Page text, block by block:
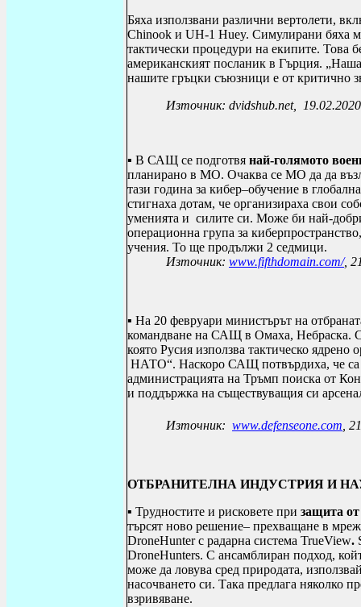
Бяха използвани различни вертолети,
Chinook и UH-1 Huey. Симулирани бяха
тактически процедури на екипите. Това
американският посланик в Гърция.
нашите гръцки съюзници е от критично
Източник: dvidshub.net, 19.02.2020
▪ В САЩ се подготвя най-голямото
планирано в МО. Очаква се МО да да
тази година за кибер–обучение в
стигнаха дотам, че организираха свои
уменията и силите си. Може би най-
операционна група за
учения. То ще продължи 2 седмици.
Източник: www.fifthdomain.com/,
▪ На 20 февруари министърът на
командване на САЩ в Омаха, Небраска.
която Русия използва тактическо
НАТО“. Наскоро САЩ потвърдиха, че са
администрацията на Тръмп поиска от
и поддържка на съществуващия си
Източник: www.defenseone.com ,
ОТБРАНИТЕЛНА ИНДУСТРИЯ И
▪ Трудностите и рисковете при защита
търсят ново решение– прехващане в
DroneHunter с радарна система TrueView.
DroneHunters. С ансамблиран подход,
може да ловува сред природата,
насочването си. Така предлага няколко
взривяване.